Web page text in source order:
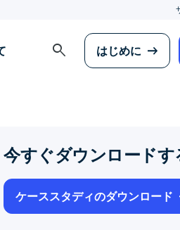
search はじめに
今すぐダウンロードす
ケーススタディのダウンロード